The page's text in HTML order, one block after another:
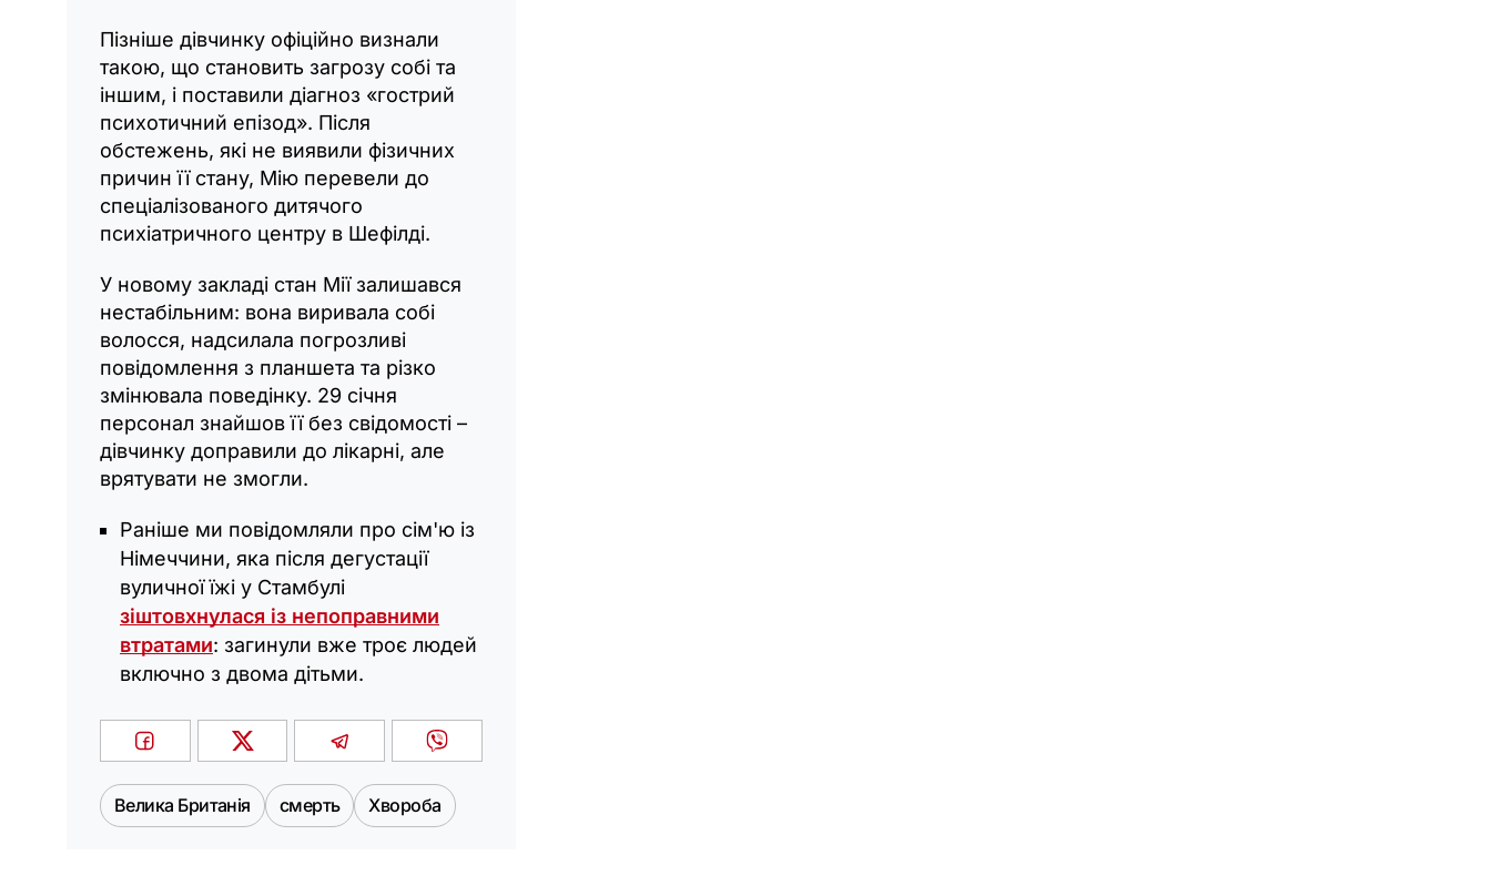
Пізніше дівчинку офіційно визнали
такою, що становить загрозу собі та
іншим, і поставили діагноз «гострий
психотичний епізод». Після
обстежень, які не виявили фізичних
причин її стану, Мію перевели до
спеціалізованого дитячого
психіатричного центру в Шефілді.
У новому закладі стан Мії залишався
нестабільним: вона виривала собі
волосся, надсилала погрозливі
повідомлення з планшета та різко
змінювала поведінку. 29 січня
персонал знайшов її без свідомості –
дівчинку доправили до лікарні, але
врятувати не змогли.
Раніше ми повідомляли про сім'ю із
Німеччини, яка після дегустації
вуличної їжі у Стамбулі
зіштовхнулася із непоправними
втратами: загинули вже троє людей
включно з двома дітьми.
Велика Британія смерть Хвороба